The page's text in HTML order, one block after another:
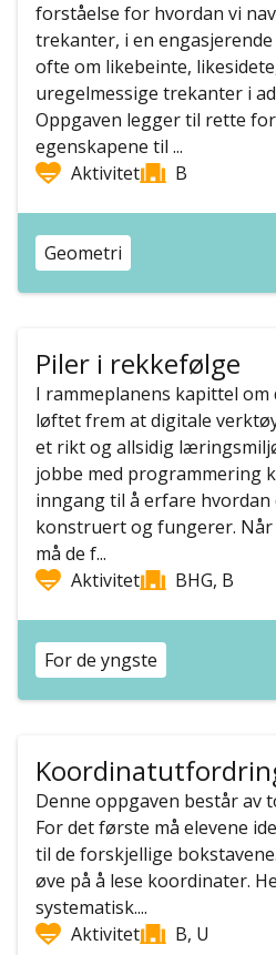
forståelse for hvordan vi
trekanter, i en
ofte om likebeinte,
uregelmessige trekanter i
Oppgaven legger til rette
egenskapene til ...
Aktivitet
B
Geometri
Piler i rekkefølge
I rammeplanens kapittel
løftet frem at digitale
et rikt og allsidig
jobbe med programmering
inngang til å erfare
konstruert og fungerer.
må de f...
Aktivitet
BHG, B
For de yngste
Denne oppgaven består av
For det første må elevene
til de forskjellige
øve på å lese koordinater.
systematisk....
Aktivitet
B, U